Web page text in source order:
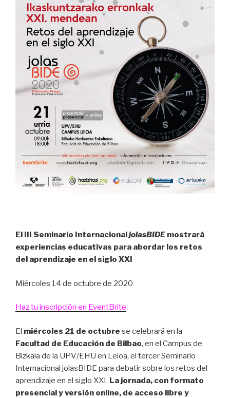
El III Seminario InternacionaljolasBIDEmostrará
experiencias educativas para abordar los retos
del aprendizaje en el siglo XXI
Miércoles 14 de octubre de 2020
Haz tu inscripción en EventBrite.
El miércoles 21 de octubre se celebrará en la
Facultad de Educación de Bilbao, en el Campus de
Bizkaia de la UPV/EHU en Leioa, el tercer Seminario
Internacional jolasBIDE para debatir sobre los retos del
aprendizaje en el siglo XXI. La jornada, con formato
presencial y versión online, de acceso libre y